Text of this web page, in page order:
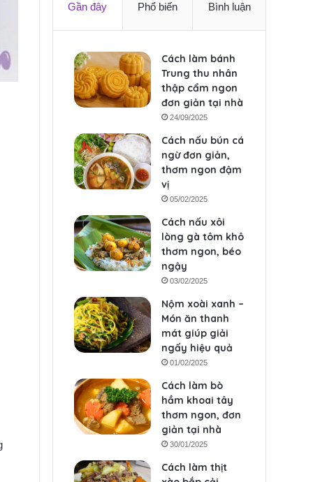
Gần đây Phổ biến Bình luận
Cách làm bánh
Trung thu nhân
thập cẩm ngon
đơn giản tại nhà
24/09/2025
Cách nấu bún cá
ngừ đơn giản,
thơm ngon đậm
vị
05/02/2025
Cách nấu xôi
lòng gà tôm khô
thơm ngon, béo
ngậy
03/02/2025
Nộm xoài xanh –
Món ăn thanh
mát giúp giải
ngấy hiệu quả
01/02/2025
Cách làm bò
hầm khoai tây
thơm ngon, đơn
giản tại nhà
30/01/2025
Cách làm thịt